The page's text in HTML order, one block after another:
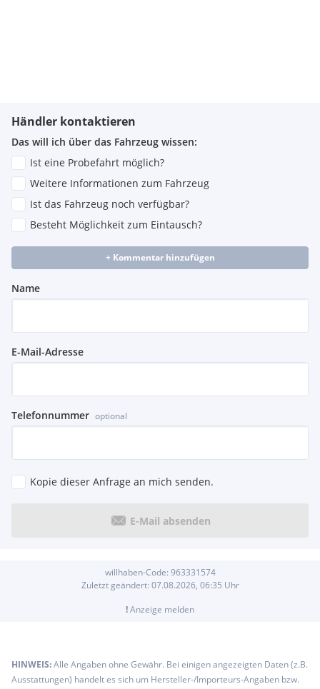
Händler kontaktieren
Das will ich über das Fahrzeug wissen:
Ist eine Probefahrt möglich?
Weitere Informationen zum Fahrzeug
Ist das Fahrzeug noch verfügbar?
Besteht Möglichkeit zum Eintausch?
+ Kommentar hinzufügen
Name
E-Mail-Adresse
Telefonnummer optional
Kopie dieser Anfrage an mich senden.
E-Mail absenden
willhaben-Code: 963331574
Zuletzt geändert: 07.08.2026, 06:35 Uhr
!Anzeige melden
HINWEIS:Alle Angaben ohne Gewähr. Bei einigen angezeigten Daten (z.B.
Ausstattungen) handelt es sich um Hersteller-/Importeurs-Angaben bzw.